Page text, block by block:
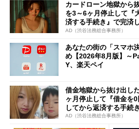
カードローン地獄から
を3～6ヶ月停止して『
済する手続き』で完済
AD（渋谷法務総合事務所）
あなたの街の「スマホ
め【2026年8月版】～
Y、楽天ペイ
借金地獄から抜け出し
ヶ月停止して『借金を
してから返済する手続
AD（渋谷法務総合事務所）